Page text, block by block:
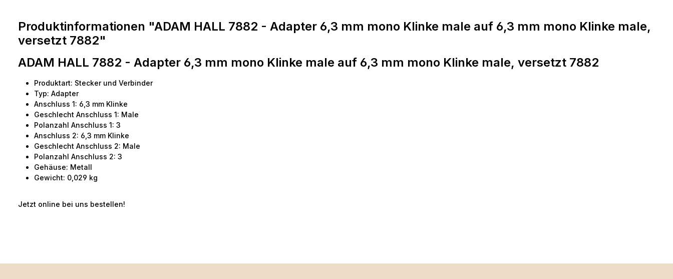
Produktinformationen "ADAM HALL 7882 - Adapter 6,3 mm mono Klinke male auf 6,3 mm mono Klinke male,
versetzt 7882"
ADAM HALL 7882 - Adapter 6,3 mm mono Klinke male auf 6,3 mm mono Klinke male, versetzt 7882
Produktart: Stecker und Verbinder
Typ: Adapter
Anschluss 1: 6,3 mm Klinke
Geschlecht Anschluss 1: Male
Polanzahl Anschluss 1: 3
Anschluss 2: 6,3 mm Klinke
Geschlecht Anschluss 2: Male
Polanzahl Anschluss 2: 3
Gehäuse: Metall
Gewicht: 0,029 kg
Jetzt online bei uns bestellen!